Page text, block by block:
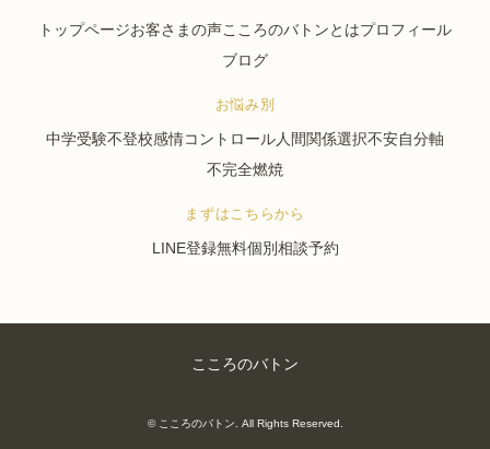
トップページお客さまの声こころのバトンとはプロフィール
ブログ
お悩み別
中学受験不登校感情コントロール人間関係選択不安自分軸
不完全燃焼
まずはこちらから
LINE登録無料個別相談予約
こころのバトン
© こころのバトン . All Rights Reserved.